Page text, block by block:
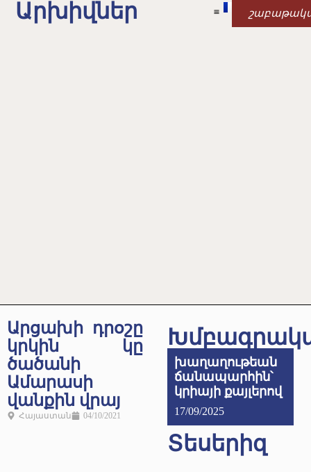
Արխիվներ
Արցախի դրօշը
կրկին կը
ծածանի
Ամարասի
վանքին վրայ
Հայաստան 04/10/2021
խաղաղութեան
ճանապարհին՝
կրիայի քայլերով
17/09/2025
Տեսերիզ